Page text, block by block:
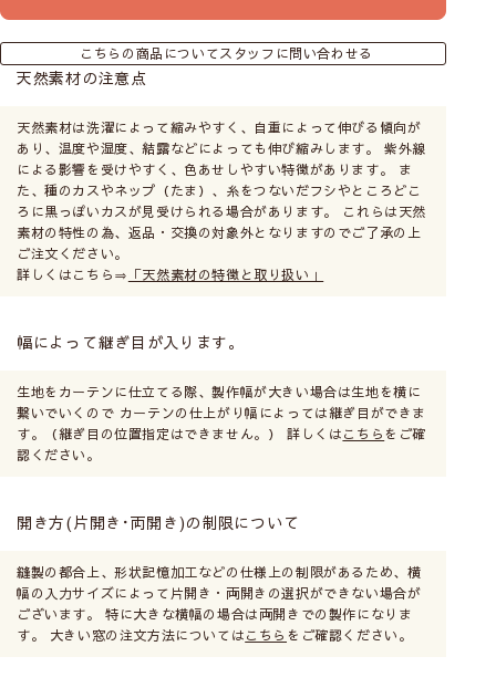
こちらの商品についてスタッフに問い合わせる
天然素材の注意点
天然素材は洗濯によって縮みやすく、自重によって伸びる傾向が
あり、温度や湿度、結露などによっても伸び縮みします。 紫外線
による影響を受けやすく、色あせしやすい特徴があります。 ま
た、種のカスやネップ（たま）、糸をつないだフシやところどこ
ろに黒っぽいカスが見受けられる場合があります。 これらは天然
素材の特性の為、返品・交換の対象外となりますのでご了承の上
ご注文ください。
詳しくはこちら⇒ 「天然素材の特徴と取り扱い」
幅によって継ぎ目が入ります。
生地をカーテンに仕立てる際、製作幅が大きい場合は生地を横に
繋いでいくので カーテンの仕上がり幅によっては継ぎ目ができま
す。（継ぎ目の位置指定はできません。） 詳しくはこちら をご確
認ください。
開き方(片開き･両開き)の制限について
縫製の都合上、形状記憶加工などの仕様上の制限があるため、横
幅の入力サイズによって片開き・両開きの選択ができない場合が
ございます。 特に大きな横幅の場合は両開きでの製作になりま
す。 大きい窓の注文方法についてはこちら をご確認ください。